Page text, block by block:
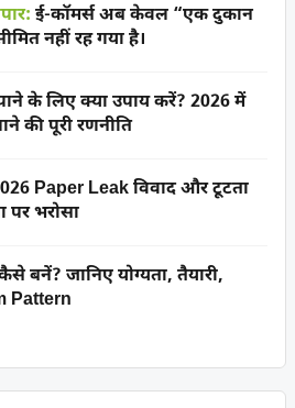
ई-कॉमर्स अब केवल “एक दुकान
नहीं रह गया है।
के लिए क्या उपाय करें? 2026 में
की पूरी रणनीति
Paper Leak विवाद और टूटता
पर भरोसा
बनें? जानिए योग्यता, तैयारी,
Pattern